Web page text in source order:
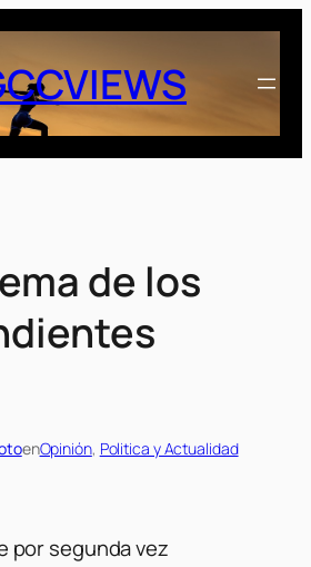
de los
enOpinión, Politica y Actualidad
por segunda vez